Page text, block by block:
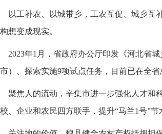
以工补农、以城带乡，工农互促、城乡互
想变成现实。
2023年1月，省政府办公厅印发《河北省
市）、探索实施9项试点任务，目前已在全省
聚焦人的流动，辛集市进一步强化人才和
、企业和农民四方联手，提升“马兰1号”节